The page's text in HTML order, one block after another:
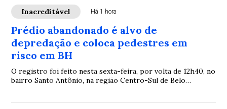
Inacreditável Há 1 hora
Prédio abandonado é alvo de
depredação e coloca pedestres em
risco em BH
O registro foi feito nesta sexta-feira, por volta de 12h40, no
bairro Santo Antônio, na região Centro-Sul de Belo